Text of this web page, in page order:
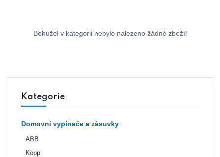
Bohužel v kategorii nebylo nalezeno žádné zboží!
Kategorie
Domovní vypínače a zásuvky
ABB
Kopp